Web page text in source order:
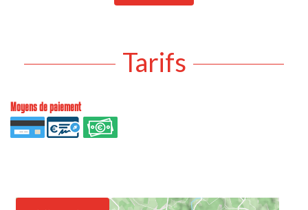
Tarifs
Moyens de paiement